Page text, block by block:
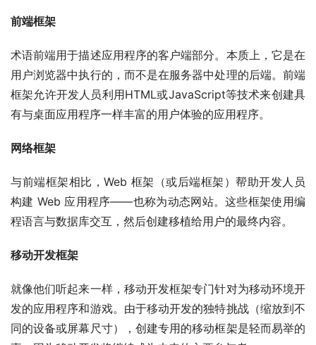
前端框架
术语前端用于描述应用程序的客户端部分。本质上，它是在
用户浏览器中执行的，而不是在服务器中处理的后端。前端
框架允许开发人员利用HTML或JavaScript等技术来创建具
有与桌面应用程序一样丰富的用户体验的应用程序。
网络框架
与前端框架相比，Web 框架（或后端框架）帮助开发人员
构建 Web 应用程序——也称为动态网站。这些框架使用编
程语言与数据库交互，然后创建移植给用户的最终内容。
移动开发框架
就像他们听起来一样，移动开发框架专门针对为移动环境开
发的应用程序和游戏。由于移动开发的独特挑战（缩放到不
同的设备或屏幕尺寸），创建专用的移动框架是轻而易举的